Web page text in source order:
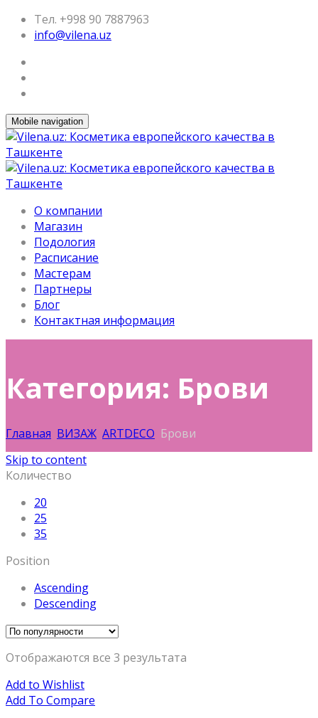
Тел. +998 90 7887963
info@vilena.uz
Mobile navigation
О компании
Магазин
Подология
Расписание
Мастерам
Партнеры
Блог
Контактная информация
Категория: Брови
Главная ВИЗАЖ ARTDECO Брови
Skip to content
Количество
20
25
35
Position
Ascending
Descending
Отображаются все 3 результата
Add to Wishlist
Add To Compare